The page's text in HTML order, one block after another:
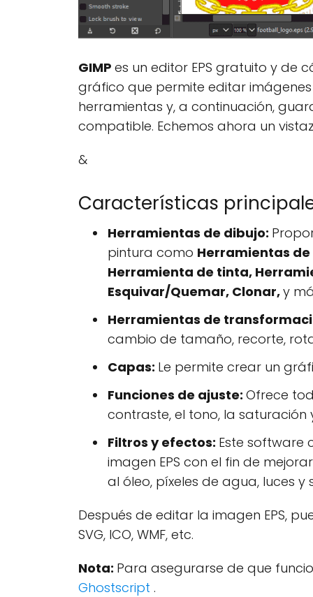
GIMP es un editor EPS gratuito y de
gráfico que permite editar imágenes
herramientas y, a continuación,
compatible. Echemos ahora un
&
Características
Herramientas de dibujo:
pintura como Herramientas
Herramienta de tinta,
Esquivar/Quemar, Clonar,y
Herramientas de
cambio de tamaño, recorte,
Capas: Le permite crear un
Funciones de ajuste: Ofrece
contraste, el tono, la saturación
Filtros y efectos: Este
imagen EPS con el fin de
al óleo, píxeles de agua, luces
Después de editar la imagen EPS,
SVG, ICO, WMF, etc.
Nota: Para asegurarse de que
Ghostscript .